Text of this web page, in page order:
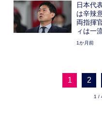
日本代
は辛辣
両指揮
ィは一流
1か月前
1 2
1 /